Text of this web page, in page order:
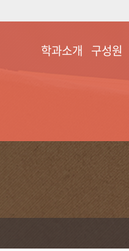
학과소개
학과장 인사말
구성원